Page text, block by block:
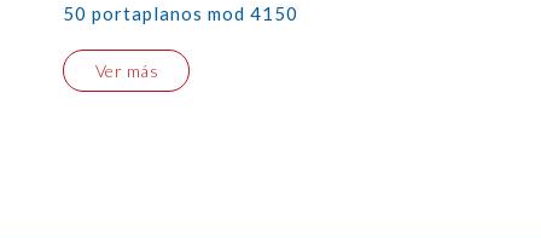
50 portaplanos mod 4150
Ver más